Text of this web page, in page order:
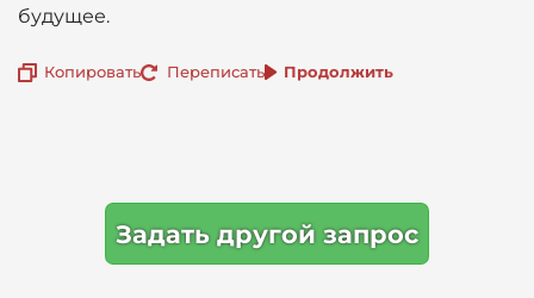
будущее.
Копировать Переписать Продолжить
Задать другой запрос